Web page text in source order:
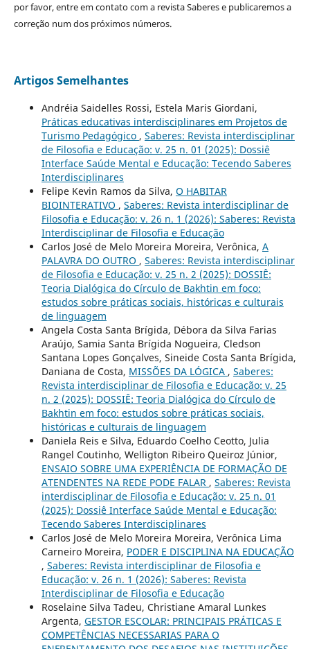
por favor, entre em contato com a revista Saberes e publicaremos a
correção num dos próximos números.
Artigos Semelhantes
Andréia Saidelles Rossi, Estela Maris Giordani,
Práticas educativas interdisciplinares em Projetos de
Turismo Pedagógico , Saberes: Revista interdisciplinar
de Filosofia e Educação: v. 25 n. 01 (2025): Dossiê
Interface Saúde Mental e Educação: Tecendo Saberes
Interdisciplinares
Felipe Kevin Ramos da Silva, O HABITAR
BIOINTERATIVO , Saberes: Revista interdisciplinar de
Filosofia e Educação: v. 26 n. 1 (2026): Saberes: Revista
Interdisciplinar de Filosofia e Educação
Carlos José de Melo Moreira Moreira, Verônica, A
PALAVRA DO OUTRO , Saberes: Revista interdisciplinar
de Filosofia e Educação: v. 25 n. 2 (2025): DOSSIÊ:
Teoria Dialógica do Círculo de Bakhtin em foco:
estudos sobre práticas sociais, históricas e culturais
de linguagem
Angela Costa Santa Brígida, Débora da Silva Farias
Araújo, Samia Santa Brígida Nogueira, Cledson
Santana Lopes Gonçalves, Sineide Costa Santa Brígida,
Daniana de Costa, MISSÕES DA LÓGICA , Saberes:
Revista interdisciplinar de Filosofia e Educação: v. 25
n. 2 (2025): DOSSIÊ: Teoria Dialógica do Círculo de
Bakhtin em foco: estudos sobre práticas sociais,
históricas e culturais de linguagem
Daniela Reis e Silva, Eduardo Coelho Ceotto, Julia
Rangel Coutinho, Welligton Ribeiro Queiroz Júnior,
ENSAIO SOBRE UMA EXPERIÊNCIA DE FORMAÇÃO DE
ATENDENTES NA REDE PODE FALAR , Saberes: Revista
interdisciplinar de Filosofia e Educação: v. 25 n. 01
(2025): Dossiê Interface Saúde Mental e Educação:
Tecendo Saberes Interdisciplinares
Carlos José de Melo Moreira Moreira, Verônica Lima
Carneiro Moreira, PODER E DISCIPLINA NA EDUCAÇÃO
, Saberes: Revista interdisciplinar de Filosofia e
Educação: v. 26 n. 1 (2026): Saberes: Revista
Interdisciplinar de Filosofia e Educação
Roselaine Silva Tadeu, Christiane Amaral Lunkes
Argenta, GESTOR ESCOLAR: PRINCIPAIS PRÁTICAS E
COMPETÊNCIAS NECESSARIAS PARA O